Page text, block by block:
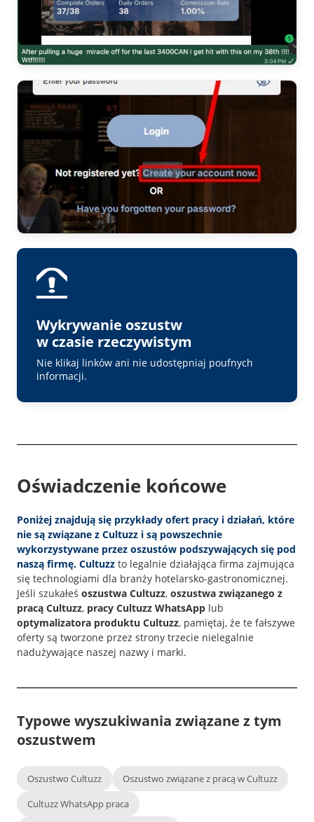
Wykrywanie oszustw
w czasie rzeczywistym
Nie klikaj linków ani nie udostępniaj poufnych
informacji.
Oświadczenie końcowe
Poniżej znajdują się przykłady ofert pracy i działań, które
nie są związane z Cultuzz i są powszechnie
wykorzystywane przez oszustów podszywających się pod
naszą firmę. Cultuzz to legalnie działająca firma zajmująca
się technologiami dla branży hotelarsko-gastronomicznej.
Jeśli szukałeś oszustwa Cultuzz, oszustwa związanego z
pracą Cultuzz, pracy Cultuzz WhatsApp lub
optymalizatora produktu Cultuzz, pamiętaj, że te fałszywe
oferty są tworzone przez strony trzecie nielegalnie
nadużywające naszej nazwy i marki.
Typowe wyszukiwania związane z tym
oszustwem
Oszustwo Cultuzz
Oszustwo związane z pracą w Cultuzz
Cultuzz WhatsApp praca